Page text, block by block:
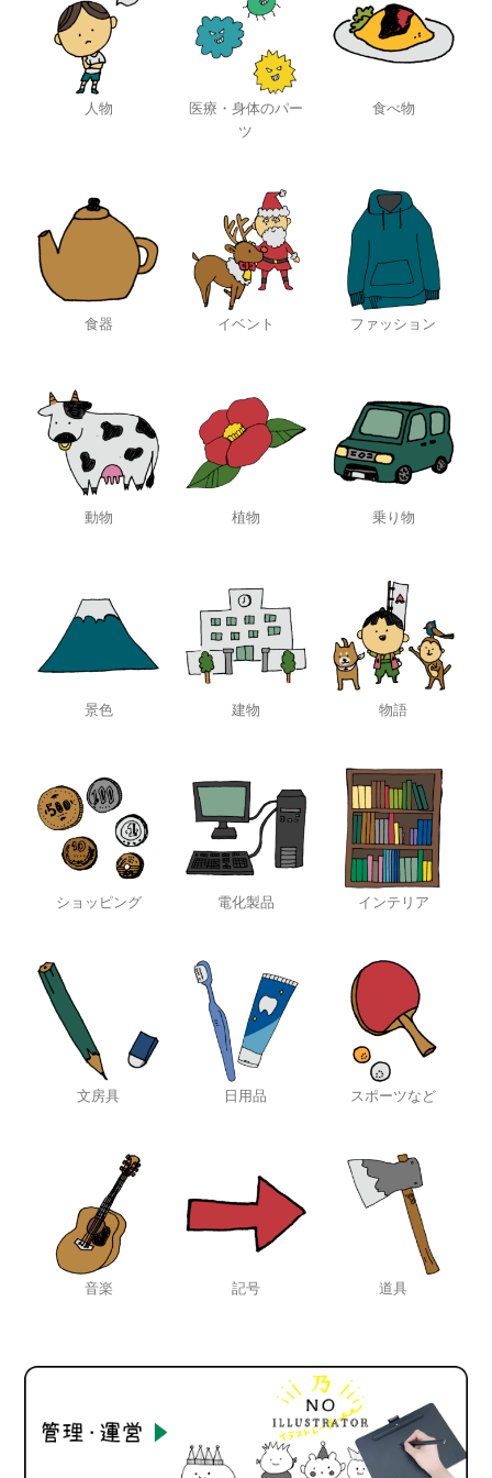
人物
医療・身体のパー
ツ
食べ物
食器 イベント ファッション
動物 植物 乗り物
景色 建物 物語
ショッピング 電化製品 インテリア
文房具 日用品 スポーツなど
音楽 記号 道具